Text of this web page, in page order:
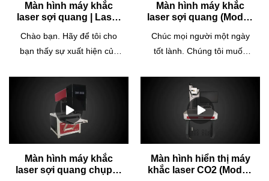
Màn hình máy khắc
laser sợi quang | Laser
Chào bạn. Hãy để tôi cho
bạn thấy sự xuất hiện của
(model: CTM-GL20).Vật
chất:Vàng nguyên chất,
vàng rắn 5G, vàng K, bạch
kim, bạc, bạc 925, đồng
thau, đồng, thép không gỉ,
v.v.Ngành áp dụng: Phụ
Màn hình máy khắc
laser sợi quang (Model:
Cosmo
Chúc mọi người một ngày
tốt lành. Chúng tôi muốn
quang (model: CTM-
20m).Đồ trang sức bằng
vàng, bạc hoặc kim loại quý
khác, CTM-20m / 50 được
khuyên dùng nhiều
nhất.Các tính năng: √ Đánh
Màn hình máy khắc
laser sợi quang chụp vị
Màn hình hiển thị máy
khắc laser CO2 (Model: